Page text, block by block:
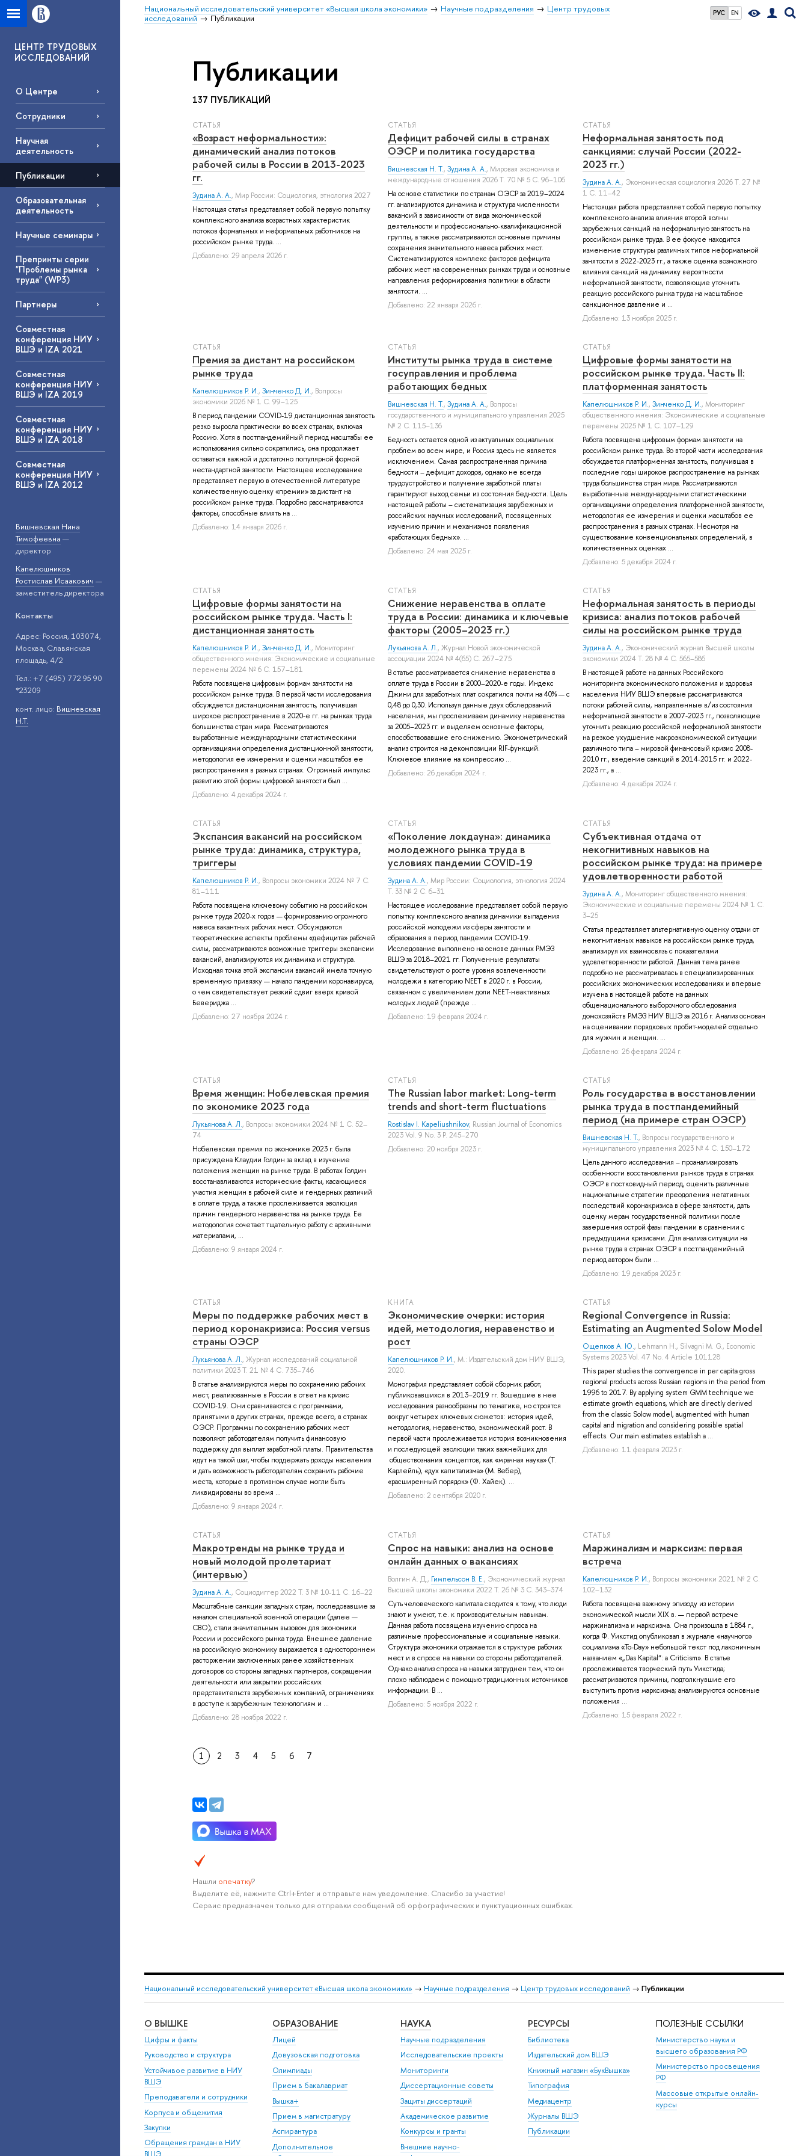
РУС EN
Национальный исследовательский университет «Высшая школа экономики» Научные подразделения
Центр трудовых
исследований
Публикации
ЦЕНТР ТРУДОВЫХ
ИССЛЕДОВАНИЙ
О Центре
Сотрудники
Научная
деятельность
Публикации
Образовательная
деятельность
Научные семинары
Препринты серии
"Проблемы рынка
труда" (WP3)
Партнеры
Совместная
конференция НИУ
ВШЭ и IZA 2021
Совместная
конференция НИУ
ВШЭ и IZA 2019
Совместная
конференция НИУ
ВШЭ и IZA 2018
Совместная
конференция НИУ
ВШЭ и IZA 2012
Вишневская Нина
Тимофеевна —
директор
Капелюшников
Ростислав Исаакович —
заместитель директора
Контакты
Адрес: Россия, 103074,
Москва, Славянская
площадь, 4/2
Тел.: +7 (495) 772 95 90
*23209
конт. лицо: Вишневская
Н.Т.
Публикации
137 ПУБЛИКАЦИЙ
СТАТЬЯ
«Возраст неформальности»:
динамический анализ потоков
рабочей силы в России в 2013-2023
гг.
Зудина А. А., Мир России: Социология, этнология 2027
Настоящая статья представляет собой первую попытку
комплексного анализа возрастных характеристик
потоков формальных и неформальных работников на
российском рынке труда. ...
Добавлено: 29 апреля 2026 г.
СТАТЬЯ
Дефицит рабочей силы в странах
ОЭСР и политика государства
Вишневская Н. Т., Зудина А. А., Мировая экономика и
международные отношения 2026 Т. 70 № 5 С. 96–106
На основе статистики по странам ОЭСР за 2019–2024
гг. анализируются динамика и структура численности
вакансий в зависимости от вида экономической
деятельности и профессионально-квалификационной
группы, а также рассматриваются основные причины
сохранения значительного навеса рабочих мест.
Систематизируются комплекс факторов дефицита
рабочих мест на современных рынках труда и основные
направления реформирования политики в области
занятости. ...
Добавлено: 22 января 2026 г.
СТАТЬЯ
Неформальная занятость под
санкциями: случай России (2022-
2023 гг.)
Зудина А. А., Экономическая социология 2026 Т. 27 №
1 С. 11–42
Настоящая работа представляет собой первую попытку
комплексного анализа влияния второй волны
зарубежных санкций на неформальную занятость на
российском рынке труда. В ее фокусе находится
изменение структуры различных типов неформальной
занятости в 2022-2023 гг., а также оценка возможного
влияния санкций на динамику вероятности
неформальной занятости, позволяющие уточнить
реакцию российского рынка труда на масштабное
санкционное давление и ...
Добавлено: 13 ноября 2025 г.
СТАТЬЯ
Премия за дистант на российском
рынке труда
Капелюшников Р. И., Зинченко Д. И., Вопросы
экономики 2026 № 1 С. 99–125
В период пандемии COVID-19 дистанционная занятость
резко выросла практически во всех странах, включая
Россию. Хотя в постпандемийный период масштабы ее
использования сильно сократились, она продолжает
оставаться важной и достаточно популярной формой
нестандартной занятости. Настоящее исследование
представляет первую в отечественной литературе
количественную оценку «премии» за дистант на
российском рынке труда. Подробно рассматриваются
факторы, способные влиять на ...
Добавлено: 14 января 2026 г.
СТАТЬЯ
Институты рынка труда в системе
госуправления и проблема
работающих бедных
Вишневская Н. Т., Зудина А. А., Вопросы
государственного и муниципального управления 2025
№ 2 С. 115–136
Бедность остается одной из актуальных социальных
проблем во всем мире, и Россия здесь не является
исключением. Самая распространенная причина
бедности – дефицит доходов, однако не всегда
трудоустройство и получение заработной платы
гарантируют выход семьи из состояния бедности. Цель
настоящей работы – систематизация зарубежных и
российских научных исследований, посвященных
изучению причин и механизмов появления
«работающих бедных». ...
Добавлено: 24 мая 2025 г.
СТАТЬЯ
Цифровые формы занятости на
российском рынке труда. Часть II:
платформенная занятость
Капелюшников Р. И.,Зинченко Д. И., Мониторинг
общественного мнения: Экономические и социальные
перемены 2025 № 1 С. 107–129
Работа посвящена цифровым формам занятости на
российском рынке труда. Во второй части исследования
обсуждается платформенная занятость, получившая в
последние годы широкое распространение на рынках
труда большинства стран мира. Рассматриваются
выработанные международными статистическими
организациями определения платформенной занятости,
методология ее измерения и оценки масштабов ее
распространения в разных странах. Несмотря на
существование конвенциональных определений, в
количественных оценках ...
Добавлено: 5 декабря 2024 г.
СТАТЬЯ
Цифровые формы занятости на
российском рынке труда. Часть I:
дистанционная занятость
Капелюшников Р. И., Зинченко Д. И., Мониторинг
общественного мнения: Экономические и социальные
перемены 2024 № 6 С. 157–181
Работа посвящена цифровым формам занятости на
российском рынке труда. В первой части исследования
обсуждается дистанционная занятость, получившая
широкое распространение в 2020-е гг. на рынках труда
большинства стран мира. Рассматриваются
выработанные международными статистическими
организациями определения дистанционной занятости,
методология ее измерения и оценки масштабов ее
распространения в разных странах. Огромный импульс
развитию этой формы цифровой занятости был ...
Добавлено: 4 декабря 2024 г.
СТАТЬЯ
Снижение неравенства в оплате
труда в России: динамика и ключевые
факторы (2005–2023 гг.)
Лукьянова А. Л., Журнал Новой экономической
ассоциации 2024 № 4(65) С. 267–275
В статье рассматривается снижение неравенства в
оплате труда в России в 2000–2020-е годы. Индекс
Джини для заработных плат сократился почти на 40% — с
0,48 до 0,30. Используя данные двух обследований
населения, мы прослеживаем динамику неравенства
за 2005–2023 гг. и выделяем основные факторы,
способствовавшие его снижению. Эконометрический
анализ строится на декомпозиции RIF-функций.
Ключевое влияние на компрессию ...
Добавлено: 26 декабря 2024 г.
СТАТЬЯ
Неформальная занятость в периоды
кризиса: анализ потоков рабочей
силы на российском рынке труда
Зудина А. А., Экономический журнал Высшей школы
экономики 2024 Т. 28 № 4 С. 565–586
В настоящей работе на данных Российского
мониторинга экономического положения и здоровья
населения НИУ ВШЭ впервые рассматриваются
потоки рабочей силы, направленные в/из состояния
неформальной занятости в 2007-2023 гг., позволяющие
уточнить реакцию российской неформальной занятости
на резкое ухудшение макроэкономической ситуации
различного типа – мировой финансовый кризис 2008-
2010 гг., введение санкций в 2014-2015 гг. и 2022-
2023 гг., а ...
Добавлено: 4 декабря 2024 г.
СТАТЬЯ
Экспансия вакансий на российском
рынке труда: динамика, структура,
триггеры
Капелюшников Р. И., Вопросы экономики 2024 № 7 С.
81–111
Работа посвящена ключевому событию на российском
рынке труда 2020-х годов — формированию огромного
навеса вакантных рабочих мест. Обсуждаются
теоретические аспекты проблемы «дефицита» рабочей
силы, рассматриваются возможные триггеры экспансии
вакансий, анализируются их динамика и структура.
Исходная точка этой экспансии вакансий имела точную
временную привязку — начало пандемии коронавируса,
о чем свидетельствует резкий сдвиг вверх кривой
Бевериджа ...
Добавлено: 27 ноября 2024 г.
СТАТЬЯ
«Поколение локдауна»: динамика
молодежного рынка труда в
условиях пандемии COVID-19
Зудина А. А., Мир России: Социология, этнология 2024
Т. 33 № 2 С. 6–31
Настоящее исследование представляет собой первую
попытку комплексного анализа динамики выпадения
российской молодежи из сферы занятости и
образования в период пандемии COVID-19.
Исследование выполнено на основе данных РМЭЗ
ВШЭ за 2018–2021 гг. Полученные результаты
свидетельствуют о росте уровня вовлеченности
молодежи в категорию NEET в 2020 г. в России,
связанном с увеличением доли NEET-неактивных
молодых людей (прежде ...
Добавлено: 19 февраля 2024 г.
СТАТЬЯ
Субъективная отдача от
некогнитивных навыков на
российском рынке труда: на примере
удовлетворенности работой
Зудина А. А., Мониторинг общественного мнения:
Экономические и социальные перемены 2024 № 1 С.
3–25
Статья представляет альтернативную оценку отдачи от
некогнитивных навыков на российском рынке труда,
анализируя их взаимосвязь с показателями
удовлетворенности работой. Данная тема ранее
подробно не рассматривалась в специализированных
российских экономических исследованиях и впервые
изучена в настоящей работе на данных
общенационального выборочного обследования
домохозяйств РМЭЗ НИУ ВШЭ за 2016 г. Анализ основан
на оценивании порядковых пробит-моделей отдельно
для мужчин и женщин. ...
Добавлено: 26 февраля 2024 г.
СТАТЬЯ
Время женщин: Нобелевская премия
по экономике 2023 года
Лукьянова А. Л., Вопросы экономики 2024 № 1 С. 52–
74
Нобелевская премия по экономике 2023 г. была
присуждена Клаудии Голдин за вклад в изучение
положения женщин на рынке труда. В работах Голдин
восстанавливаются исторические факты, касающиеся
участия женщин в рабочей силе и гендерных различий
в оплате труда, а также прослеживается эволюция
причин гендерного неравенства на рынке труда. Ее
методология сочетает тщательную работу с архивными
материалами, ...
Добавлено: 9 января 2024 г.
СТАТЬЯ
The Russian labor market: Long-term
trends and short-term fluctuations
Rostislav I. Kapeliushnikov, Russian Journal of Economics
2023 Vol. 9 No. 3 P. 245–270
Добавлено: 20 ноября 2023 г.
СТАТЬЯ
Роль государства в восстановлении
рынка труда в постпандемийный
период (на примере стран ОЭСР)
Вишневская Н. Т., Вопросы государственного и
муниципального управления 2023 № 4 С. 150–172
Цель данного исследования – проанализировать
особенности восстановления рынков труда в странах
ОЭСР в постковидный период, оценить различные
национальные стратегии преодоления негативных
последствий коронакризиса в сфере занятости, дать
оценку мерам государственной политики после
завершения острой фазы пандемии в сравнении с
предыдущими кризисами. Для анализа ситуации на
рынке труда в странах ОЭСР в постпандемийный
период автором были ...
Добавлено: 19 декабря 2023 г.
СТАТЬЯ
Меры по поддержке рабочих мест в
период коронакризиса: Россия versus
страны ОЭСР
Лукьянова А. Л., Журнал исследований социальной
политики 2023 Т. 21 № 4 С. 735–746
В статье анализируются меры по сохранению рабочих
мест, реализованные в России в ответ на кризис
COVID‑19. Они сравниваются с программами,
принятыми в других странах, прежде всего, в странах
ОЭСР. Программы по сохранению рабочих мест
позволяют работодателям получить финансовую
поддержку для выплат заработной платы. Правительства
идут на такой шаг, чтобы поддержать доходы населения
и дать возможность работодателям сохранить рабочие
места, которые в противном случае могли быть
ликвидированы во время ...
Добавлено: 9 января 2024 г.
КНИГА
Экономические очерки: история
идей, методология, неравенство и
рост
Капелюшников Р. И., М.: Издательский дом НИУ ВШЭ,
2020.
Монография представляет собой сборник работ,
публиковавшихся в 2013–2019 гг. Вошедшие в нее
исследования разнообразны по тематике, но строятся
вокруг четырех ключевых сюжетов: история идей,
методология, неравенство, экономический рост. В
первой части прослеживается история возникновения
и последующей эволюции таких важнейших для
обществознания концептов, как «мрачная наука» (Т.
Карлейль), «дух капитализма» (М. Вебер),
«расширенный порядок» (Ф. Хайек). ...
Добавлено: 2 сентября 2020 г.
СТАТЬЯ
Regional Convergence in Russia:
Estimating an Augmented Solow Model
Ощепков А. Ю., Lehmann H., Silvagni M. G., Economic
Systems 2023 Vol. 47 No. 4 Article 101128
This paper studies the convergence in per capita gross
regional products across Russian regions in the period from
1996 to 2017. By applying system GMM technique we
estimate growth equations, which are directly derived
from the classic Solow model, augmented with human
capital and migration and considering possible spatial
effects. Our main estimates establish a ...
Добавлено: 11 февраля 2023 г.
СТАТЬЯ
Макротренды на рынке труда и
новый молодой пролетариат
(интервью)
Зудина А. А., Социодиггер 2022 Т. 3 № 10-11 С. 16–22
Масштабные санкции западных стран, последовавшие за
началом cпециальной военной операции (далее —
СВО), стали значительным вызовом для экономики
России и российского рынка труда. Внешнее давление
на российскую экономику выражается в одностороннем
расторжении заключенных ранее хозяйственных
договоров со стороны западных партнеров, сокращении
деятельности или закрытии российских
представительств зарубежных компаний, ограничениях
в доступе к зарубежным технологиям и ...
Добавлено: 28 ноября 2022 г.
СТАТЬЯ
Спрос на навыки: анализ на основе
онлайн данных о вакансиях
Волгин А. Д., Гимпельсон В. Е., Экономический журнал
Высшей школы экономики 2022 Т. 26 № 3 С. 343–374
Суть человеческого капитала сводится к тому, что люди
знают и умеют, т.е. к производительным навыкам.
Данная работа посвящена изучению спроса на
различные профессиональные и социальные навыки.
Структура экономики отражается в структуре рабочих
мест и в спросе на навыки со стороны работодателей.
Однако анализ спроса на навыки затруднен тем, что он
плохо наблюдаем с помощью традиционных источников
информации. В ...
Добавлено: 5 ноября 2022 г.
СТАТЬЯ
Маржинализм и марксизм: первая
встреча
Капелюшников Р. И., Вопросы экономики 2021 № 2 С.
102–132
Работа посвящена важному эпизоду из истории
экономической мысли XIX в. — первой встрече
маржинализма и марксизма. Она произошла в 1884 г.,
когда Ф. Уикстид опубликовал в журнале «научного»
социализма «To-Day» небольшой текст под лаконичным
названием «„Das Kapital“: a Сriticism». В статье
прослеживается творческий путь Уикстида;
рассматриваются причины, подтолкнувшие его
выступить против марксизма; анализируются основные
положения ...
Добавлено: 15 февраля 2022 г.
1 2 3 4 5 6 7
Нашли опечатку?
Выделите её, нажмите Ctrl+Enter и отправьте нам уведомление. Спасибо за участие!
Сервис предназначен только для отправки сообщений об орфографических и пунктуационных ошибках.
Национальный исследовательский университет «Высшая школа экономики» → Научные подразделения → Центр трудовых исследований → Публикации
О ВЫШКЕ
Цифры и факты
Руководство и структура
Устойчивое развитие в НИУ
ВШЭ
Преподаватели и сотрудники
Корпуса и общежития
Закупки
Обращения граждан в НИУ
ОБРАЗОВАНИЕ
Лицей
Довузовская подготовка
Олимпиады
Прием в бакалавриат
Вышка+
Прием в магистратуру
Аспирантура
Дополнительное
НАУКА
Научные подразделения
Исследовательские проекты
Мониторинги
Диссертационные советы
Защиты диссертаций
Академическое развитие
Конкурсы и гранты
Внешние научно-
РЕСУРСЫ
Библиотека
Издательский дом ВШЭ
Книжный магазин «БукВышка»
Типография
Медиацентр
Журналы ВШЭ
Публикации
ПОЛЕЗНЫЕ ССЫЛКИ
Министерство науки и
высшего образования РФ
Министерство просвещения
РФ
Массовые открытые онлайн-
курсы